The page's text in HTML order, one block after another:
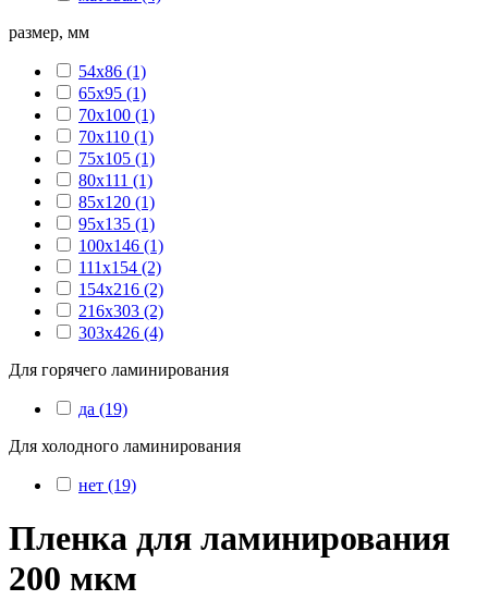
размер, мм
54х86 (1)
65х95 (1)
70х100 (1)
70х110 (1)
75х105 (1)
80х111 (1)
85х120 (1)
95х135 (1)
100х146 (1)
111х154 (2)
154х216 (2)
216х303 (2)
303х426 (4)
Для горячего ламинирования
да (19)
Для холодного ламинирования
нет (19)
Пленка для ламинирования
200 мкм